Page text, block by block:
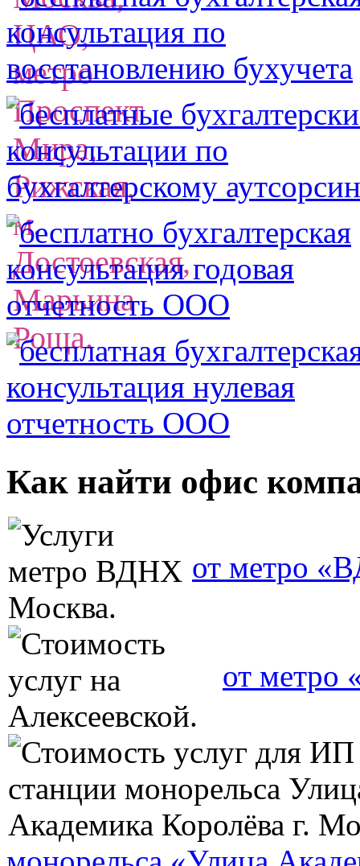
Как найти офис
от метро
от метро